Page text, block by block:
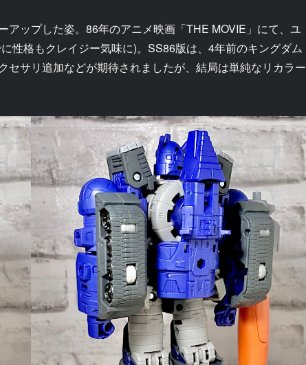
ップした姿。86年のアニメ映画「THE MOVIE」にて、ユ
性格もクレイジー気味に)。SS86版は、4年前のキングダム
サリ追加などが期待されましたが、結局は単純なリカラー